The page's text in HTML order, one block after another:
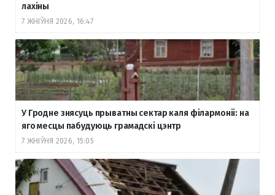
лахіны
7 ЖНІЎНЯ 2026, 16:47
У Гродне знясуць прыватны сектар каля філармоніі: на
яго месцы пабудуюць грамадскі цэнтр
7 ЖНІЎНЯ 2026, 15:05